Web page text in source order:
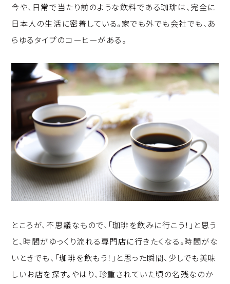
今や、日常で当たり前のような飲料である珈琲は、完全に
日本人の生活に密着している。家でも外でも会社でも、あ
らゆるタイプのコーヒーがある。
ところが、不思議なもので、「珈琲を飲みに行こう！」と思う
と、時間がゆっくり流れる専門店に行きたくなる。時間がな
いときでも、「珈琲を飲もう！」と思った瞬間、少しでも美味
しいお店を探す。やはり、珍重されていた頃の名残なのか